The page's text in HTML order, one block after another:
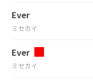
Ever
ミセカイ
Ever
ミセカイ